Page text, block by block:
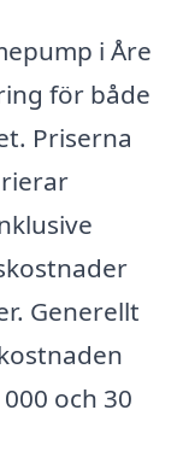
i Åre
för både
Priserna
Generellt
och 30